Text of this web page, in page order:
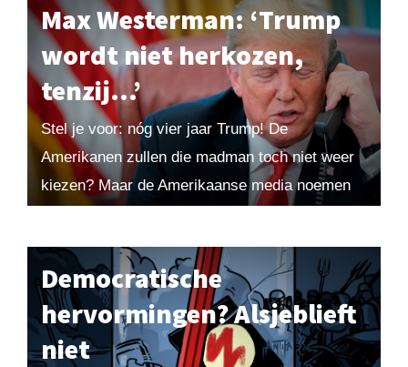
nummers hier of word...
Max Westerman: ‘Trump
wordt niet herkozen,
tenzij…’
Stel je voor: nóg vier jaar Trump! De
Amerikanen zullen die madman toch niet weer
kiezen? Maar de Amerikaanse media noemen
Democratische
hervormingen? Alsjeblieft
niet